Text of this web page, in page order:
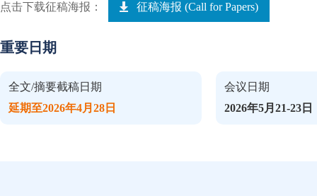
点击下载征稿海报： 征稿海报 (Call for Papers)
重要日期
全文/摘要截稿日期
延期至2026年4月28日
会议日期
2026年5月21-23日